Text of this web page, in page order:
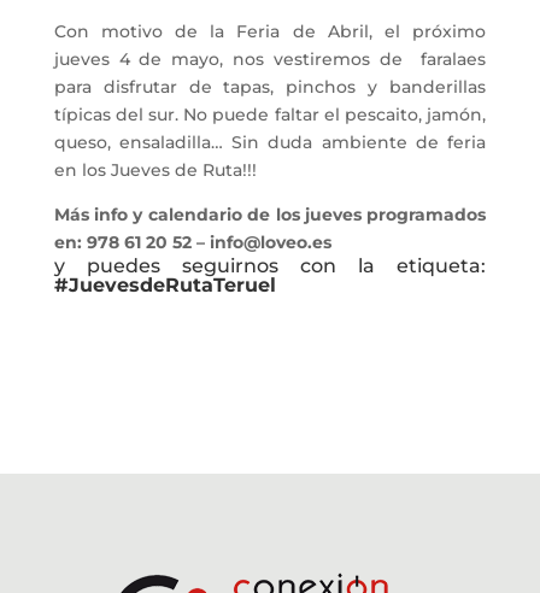
Con motivo de la Feria de Abril, el próximo
jueves 4 de mayo, nos vestiremos de faralaes
para disfrutar de tapas, pinchos y banderillas
típicas del sur. No puede faltar el pescaito, jamón,
queso, ensaladilla… Sin duda ambiente de feria
en los Jueves de Ruta!!!
Más info y calendario de los jueves programados
en: 978 61 20 52 – info@loveo.es
y puedes seguirnos con la etiqueta:
#JuevesdeRutaTeruel